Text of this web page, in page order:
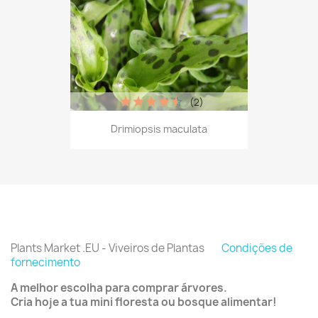
Drimiopsis maculata
(2)
Plants Market .EU - Viveiros de Plantas Condições de
fornecimento
A melhor escolha para comprar árvores.
Cria hoje a tua mini floresta ou bosque alimentar!